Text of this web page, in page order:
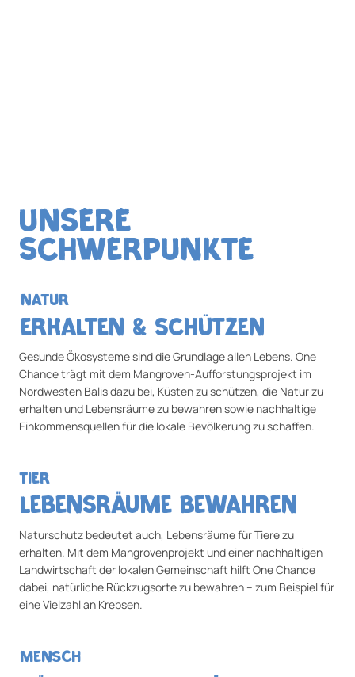
Unsere
Schwerpunkte
NATUR
ERHALTEN & SCHÜTZEN
Gesunde Ökosysteme sind die Grundlage allen Lebens. One
Chance trägt mit dem Mangroven-Aufforstungsprojekt im
Nordwesten Balis dazu bei, Küsten zu schützen, die Natur zu
erhalten und Lebensräume zu bewahren sowie nachhaltige
Einkommensquellen für die lokale Bevölkerung zu schaffen.​
TIER
LEBENSRÄUME BEWAHREN
Naturschutz bedeutet auch, Lebensräume für Tiere zu
erhalten. Mit dem Mangrovenprojekt und einer nachhaltigen
Landwirtschaft der lokalen Gemeinschaft hilft One Chance
dabei, natürliche Rückzugsorte zu bewahren – zum Beispiel für
eine Vielzahl an Krebsen.​
MENSCH